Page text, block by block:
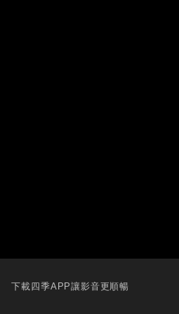
下載四季APP讓影音更順暢